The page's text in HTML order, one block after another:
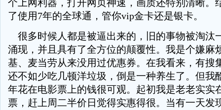
个上网利器，打开网页神速，画质还特别清晰。
了使用7年的全球通，管你vip金卡还是银卡。
很多时候人都是被逼出来的，旧的事物被淘汰
涌现，并且具有了全方位的颠覆性。我是个嫌麻
基、麦当劳从来没用过优惠券。在我看来，有搜
还不如少吃几顿洋垃圾，倒是一种养生了。但我
年花在电影票上的钱很可观。起初我是老老实实
票，赶上周二半价日觉得实惠得很。当有一天发